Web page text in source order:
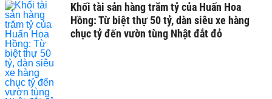
Khối tài sản hàng trăm tỷ của Huấn Hoa
Hồng: Từ biệt thự 50 tỷ, dàn siêu xe hàng
chục tỷ đến vườn tùng Nhật đắt đỏ